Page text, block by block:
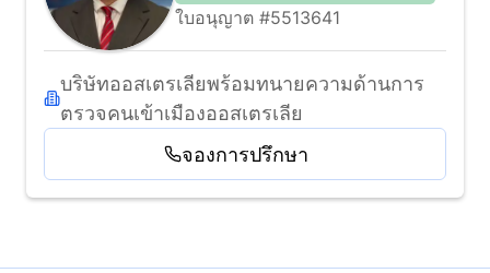
ใบอนุญาต #5513641
บริษัทออสเตรเลียพร้อมทนายความด้านการ
ตรวจคนเข้าเมืองออสเตรเลีย
จองการปรึกษา